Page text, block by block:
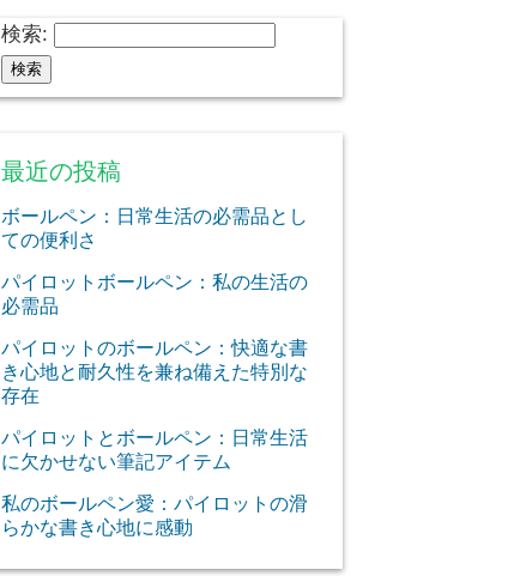
検索:
最近の投稿
ボールペン：日常生活の必需品とし
ての便利さ
パイロットボールペン：私の生活の
必需品
パイロットのボールペン：快適な書
き心地と耐久性を兼ね備えた特別な
存在
パイロットとボールペン：日常生活
に欠かせない筆記アイテム
私のボールペン愛：パイロットの滑
らかな書き心地に感動